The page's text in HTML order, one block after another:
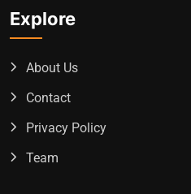
Explore
About Us
Contact
Privacy Policy
Team